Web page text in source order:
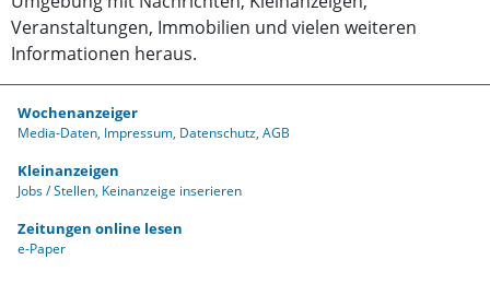
Veranstaltungen, Immobilien und vielen weiteren
Informationen heraus.
Wochenanzeiger
Media-Daten Impressum Datenschutz AGB
Kleinanzeigen
Jobs / Stellen Keinanzeige inserieren
Zeitungen online lesen
e-Paper